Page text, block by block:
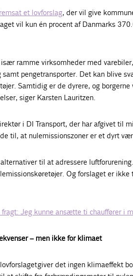
et lovforslag, der vil give
vil kun én procent af Danmarks
ramme virksomheder med
samt pengetransporter. Det kan blive
Samtidig er de dyrere, og
siger Karsten Lauritzen.
i DI Transport, der har afgivet til
til, at nulemissionszoner er et dyrt
til at adressere
Og forslaget er
fragt: Jeg kunne ansætte ti chauffører i
– men ikke for klimaet
giver det ingen klimaeffekt